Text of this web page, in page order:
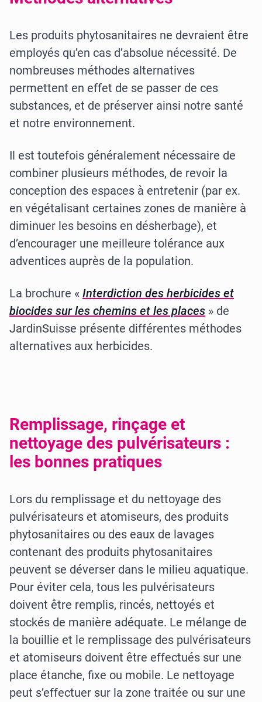
Les produits phytosanitaires ne devraient être
employés qu’en cas d’absolue nécessité. De
nombreuses méthodes alternatives
permettent en effet de se passer de ces
substances, et de préserver ainsi notre santé
et notre environnement.
Il est toutefois généralement nécessaire de
combiner plusieurs méthodes, de revoir la
conception des espaces à entretenir (par ex.
en végétalisant certaines zones de manière à
diminuer les besoins en désherbage), et
d’encourager une meilleure tolérance aux
adventices auprès de la population.
La brochure « Interdiction des herbicides et
biocides sur les chemins et les places » de
JardinSuisse présente différentes méthodes
alternatives aux herbicides.
Remplissage, rinçage et
nettoyage des pulvérisateurs :
les bonnes pratiques
Lors du remplissage et du nettoyage des
pulvérisateurs et atomiseurs, des produits
phytosanitaires ou des eaux de lavages
contenant des produits phytosanitaires
peuvent se déverser dans le milieu aquatique.
Pour éviter cela, tous les pulvérisateurs
doivent être remplis, rincés, nettoyés et
stockés de manière adéquate. Le mélange de
la bouillie et le remplissage des pulvérisateurs
et atomiseurs doivent être effectués sur une
place étanche, fixe ou mobile. Le nettoyage
peut s’effectuer sur la zone traitée ou sur une